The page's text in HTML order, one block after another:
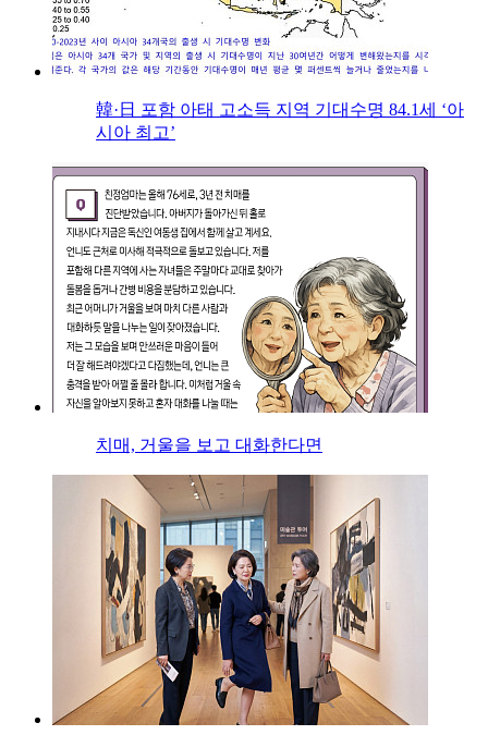
韓·日 포함 아태 고소득 지역 기대수명 84.1세 ‘아
시아 최고’
치매, 거울을 보고 대화한다면